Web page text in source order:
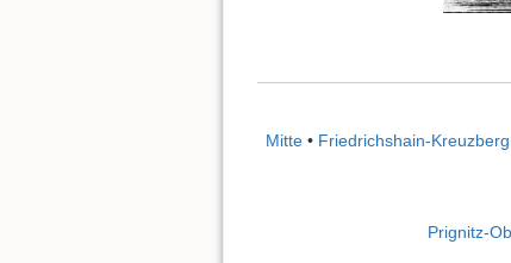
Mitte • Friedrichshain-Kreuzberg
Prignitz-